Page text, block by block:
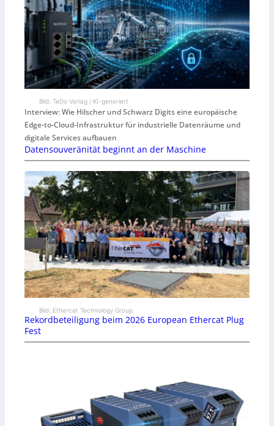
Bild: TeDo Verlag / KI-generiert
Interview: Wie Hilscher und Schwarz Digits eine europäische
Edge-to-Cloud-Infrastruktur für industrielle Datenräume und
digitale Services aufbauen
Datensouveränität beginnt an der Maschine
Bild: Ethercat Technology Group
Rekordbeteiligung beim 2026 European Ethercat Plug
Fest